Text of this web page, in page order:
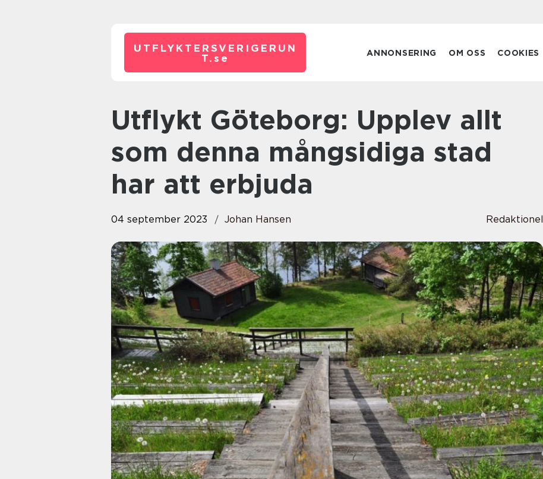
UTFLYKTERSVERIGERUN
T. se ANNONSERING OM OSS COOKIES
Utflykt Göteborg: Upplev allt
som denna mångsidiga stad
har att erbjuda
04 september 2023 Johan Hansen Redaktionel